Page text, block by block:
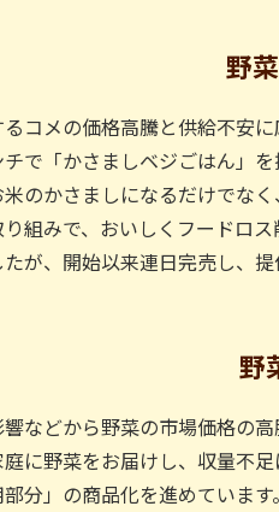
野
コメの価格高騰と供給不安
で「かさましベジごはん」
のかさましになるだけでな
組みで、おいしくフードロ
が、開始以来連日完売し、
野
などから野菜の市場価格の
庭に野菜をお届けし、収量不
部分」の商品化を進めていま